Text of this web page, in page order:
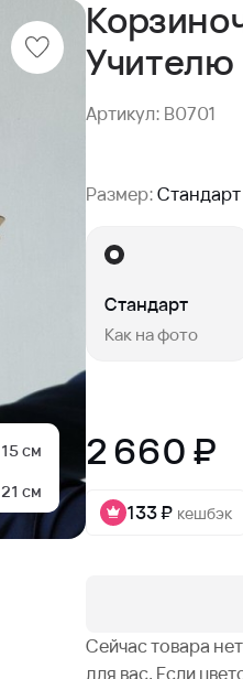
15 см
21 см
Учителю
Артикул: B0701
Размер:Стандарт
Стандарт
Как на фото
2 660 ₽
133 ₽ кешбэк
Сейчас товара
для вас. Если